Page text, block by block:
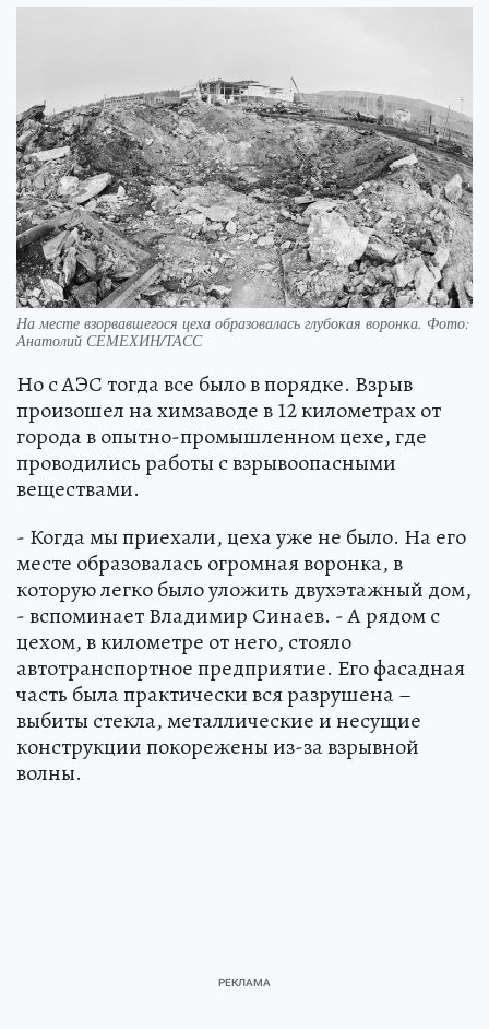
На месте взорвавшегося цеха образовалась глубокая воронка. Фото:
Анатолий СЕМЕХИН/ТАСС
Но с АЭС тогда все было в порядке. Взрыв
произошел на химзаводе в 12 километрах от
города в опытно-промышленном цехе, где
проводились работы с взрывоопасными
веществами.
- Когда мы приехали, цеха уже не было. На его
месте образовалась огромная воронка, в
которую легко было уложить двухэтажный дом,
- вспоминает Владимир Синаев. - А рядом с
цехом, в километре от него, стояло
автотранспортное предприятие. Его фасадная
часть была практически вся разрушена –
выбиты стекла, металлические и несущие
конструкции покорежены из-за взрывной
волны.